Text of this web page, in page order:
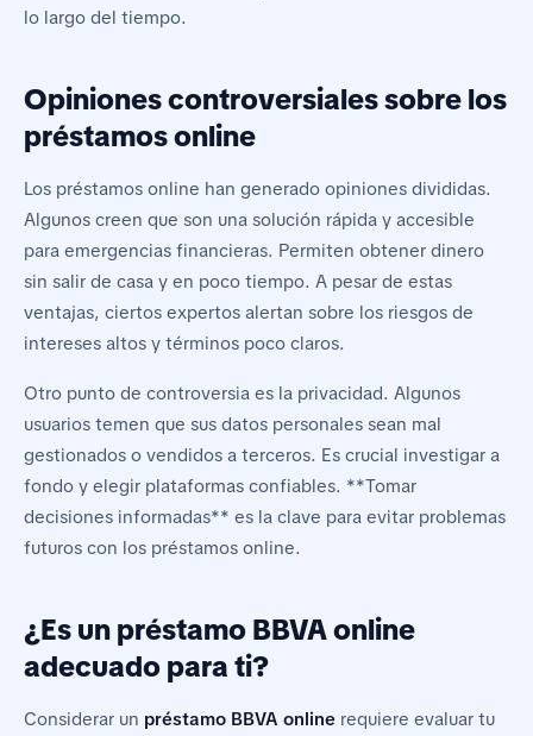
lo largo del tiempo.
Opiniones controversiales sobre los
préstamos online
Los préstamos online han generado opiniones divididas.
Algunos creen que son una solución rápida y accesible
para emergencias financieras. Permiten obtener dinero
sin salir de casa y en poco tiempo. A pesar de estas
ventajas, ciertos expertos alertan sobre los riesgos de
intereses altos y términos poco claros.
Otro punto de controversia es la privacidad. Algunos
usuarios temen que sus datos personales sean mal
gestionados o vendidos a terceros. Es crucial investigar a
fondo y elegir plataformas confiables. **Tomar
decisiones informadas** es la clave para evitar problemas
futuros con los préstamos online.
¿Es un préstamo BBVA online
adecuado para ti?
Considerar un préstamo BBVA online requiere evaluar tu